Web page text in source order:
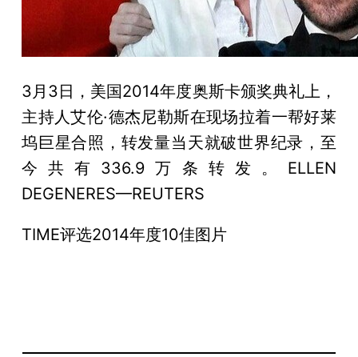
3月3日，美国2014年度奥斯卡颁奖典礼上，
主持人艾伦·德杰尼勒斯在现场拉着一帮好莱
坞巨星合照，转发量当天就破世界纪录，至
今共有336.9万条转发。ELLEN
DEGENERES—REUTERS
TIME评选2014年度10佳图片